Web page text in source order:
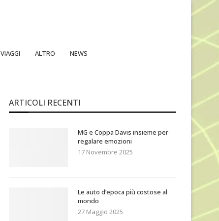
VIAGGI ALTRO NEWS
ARTICOLI RECENTI
MG e Coppa Davis insieme per
regalare emozioni
17 Novembre 2025
Le auto d’epoca più costose al
mondo
27 Maggio 2025